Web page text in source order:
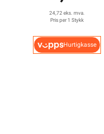
24,72 eks. mva.
Pris per 1 Stykk
Hurtigkasse